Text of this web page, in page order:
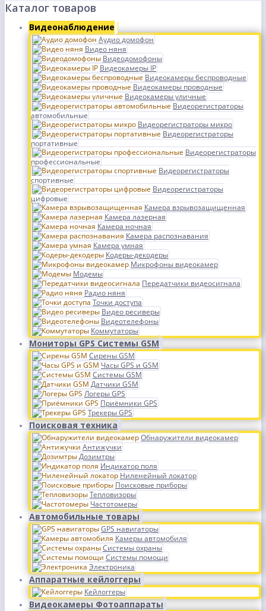
Каталог товаров
Видеонаблюдение
Аудио домофон
Видео няня
Видеодомофоны
Видеокамеры IP
Видеокамеры беспроводные
Видеокамеры проводные
Видеокамеры уличные
Видеорегистраторы
автомобильные
Видеорегистраторы микро
Видеорегистраторы
портативные
Видеорегистраторы
профессиональные
Видеорегистраторы
спортивные
Видеорегистраторы
цифровые
Камера взрывозащищенная
Камера лазерная
Камера ночная
Камера распознавания
Камера умная
Кодеры-декодеры
Микрофоны видеокамер
Модемы
Передатчики видеосигнала
Радио няня
Точки доступа
Видео ресиверы
Видеотелефоны
Коммутаторы
Мониторы GPS Системы GSM
Сирены GSM
Часы GPS и GSM
Системы GSM
Датчики GSM
Логеры GPS
Приёмники GPS
Трекеры GPS
Поисковая техника
Обнаружители видеокамер
Антижучки
Дозимтры
Индикатор поля
Ниленейный локатор
Поисковые приборы
Тепловизоры
Частотомеры
Автомобильные товары
GPS навигаторы
Камеры автомобиля
Системы охраны
Системы помощи
Электроника
Аппаратные кейлоггеры
Кейлоггеры
Видеокамеры Фотоаппараты